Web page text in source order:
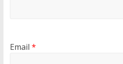
Email *